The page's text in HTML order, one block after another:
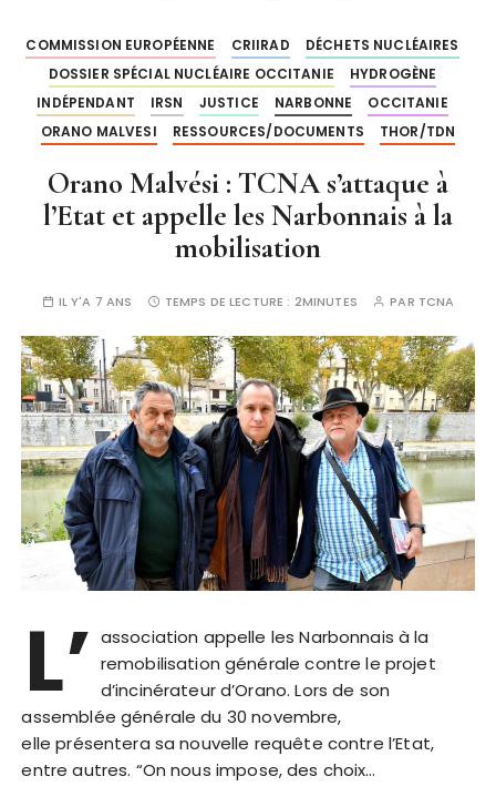
COMMISSION EUROPÉENNE CRIIRAD
DÉCHETS NUCLÉAIRES
DOSSIER SPÉCIAL NUCLÉAIRE OCCITANIE
HYDROGÈNE
INDÉPENDANT
IRSN JUSTICE NARBONNE
OCCITANIE
ORANO MALVESI
RESSOURCES/DOCUMENTS THOR/TDN
Orano Malvési : TCNA s’attaque à
l’Etat et appelle les Narbonnais à la
mobilisation
IL Y'A 7 ANS TEMPS DE LECTURE : 2MINUTES PAR TCNA
L’ association appelle les Narbonnais à la
remobilisation générale contre le projet
d’incinérateur d’Orano. Lors de son
assemblée générale du 30 novembre,
elle présentera sa nouvelle requête contre l’Etat,
entre autres. “On nous impose, des choix…